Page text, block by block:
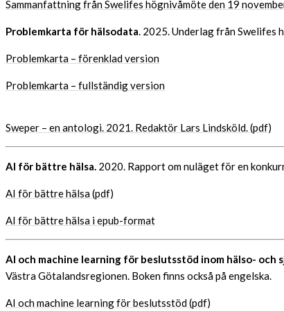
Sammanfattning från Swelifes högnivåmöte den 19
Problemkarta för hälsodata. 2025. Underlag från Swelifes
Problemkarta – förenklad version
Problemkarta – fullständig version
Sweper – en antologi. 2021. Redaktör Lars Lindsköld. (pdf)
AI för bättre hälsa. 2020. Rapport om nuläget för en
AI för bättre hälsa (pdf)
AI för bättre hälsa i epub-format
AI och machine learning för beslutsstöd inom hälso- och
Västra Götalandsregionen. Boken finns också på engelska.
AI och machine learning för beslutsstöd (pdf)